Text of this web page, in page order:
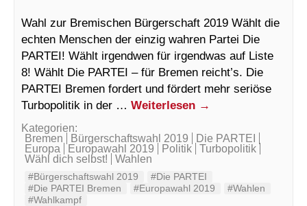
Wahl zur Bremischen Bürgerschaft 2019 Wählt die
echten Menschen der einzig wahren Partei Die
PARTEI! Wählt irgendwen für irgendwas auf Liste
8! Wählt Die PARTEI – für Bremen reicht’s. Die
PARTEI Bremen fordert und fördert mehr seriöse
Turbopolitik in der … Weiterlesen →
Kategorien:
Bremen
Bürgerschaftswahl 2019
Die PARTEI
Europa
Europawahl 2019 Politik
Turbopolitik
Wähl dich selbst!
Wahlen
#Bürgerschaftswahl 2019
#Die PARTEI
#Die PARTEI Bremen
#Europawahl 2019
#Wahlen
#Wahlkampf